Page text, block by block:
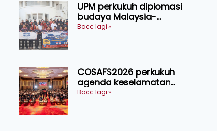
UPM perkukuh diplomasi
budaya Malaysia-
Indonesia melalui Narasi
Baca lagi »
COSAFS2026 perkukuh
agenda keselamatan
makanan, AgriHub pacu
Baca lagi »